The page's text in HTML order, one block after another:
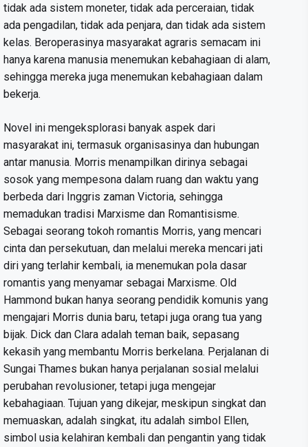
tidak ada sistem moneter, tidak ada perceraian, tidak
ada pengadilan, tidak ada penjara, dan tidak ada sistem
kelas. Beroperasinya masyarakat agraris semacam ini
hanya karena manusia menemukan kebahagiaan di alam,
sehingga mereka juga menemukan kebahagiaan dalam
bekerja.
Novel ini mengeksplorasi banyak aspek dari
masyarakat ini, termasuk organisasinya dan hubungan
antar manusia. Morris menampilkan dirinya sebagai
sosok yang mempesona dalam ruang dan waktu yang
berbeda dari Inggris zaman Victoria, sehingga
memadukan tradisi Marxisme dan Romantisisme.
Sebagai seorang tokoh romantis Morris, yang mencari
cinta dan persekutuan, dan melalui mereka mencari jati
diri yang terlahir kembali, ia menemukan pola dasar
romantis yang menyamar sebagai Marxisme. Old
Hammond bukan hanya seorang pendidik komunis yang
mengajari Morris dunia baru, tetapi juga orang tua yang
bijak. Dick dan Clara adalah teman baik, sepasang
kekasih yang membantu Morris berkelana. Perjalanan di
Sungai Thames bukan hanya perjalanan sosial melalui
perubahan revolusioner, tetapi juga mengejar
kebahagiaan. Tujuan yang dikejar, meskipun singkat dan
memuaskan, adalah singkat, itu adalah simbol Ellen,
simbol usia kelahiran kembali dan pengantin yang tidak